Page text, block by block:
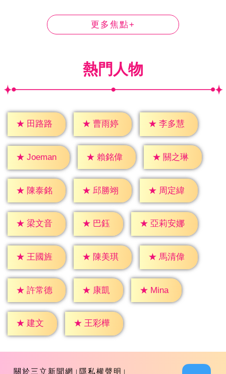
更多焦點+
熱門人物
★ 田路路 ★ 曹雨婷 ★ 李多慧
★ Joeman ★ 賴銘偉 ★ 關之琳
★ 陳泰銘 ★ 邱勝翊 ★ 周定緯
★ 梁文音 ★ 巴鈺 ★ 亞莉安娜
★ 王國旌 ★ 陳美琪 ★ 馬清偉
★ 許常德 ★ 康凱 ★ Mina
★ 建文 ★ 王彩樺
關於三立新聞網 隱私權聲明